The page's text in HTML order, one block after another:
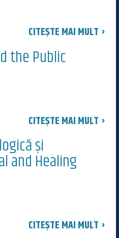
CITEȘTE MAI MULT ›
the Public
CITEȘTE MAI MULT ›
și
and Healing
CITEȘTE MAI MULT ›